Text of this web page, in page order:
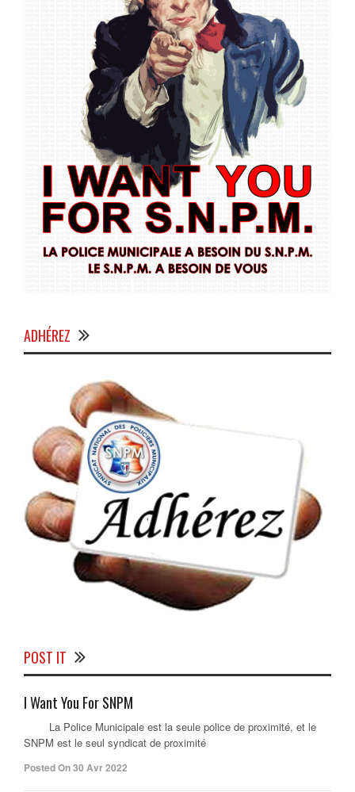
ADHÉREZ
POST IT
I Want You For SNPM
La Police Municipale est la seule police de proximité, et le
SNPM est le seul syndicat de proximité
Posted On 30 Avr 2022